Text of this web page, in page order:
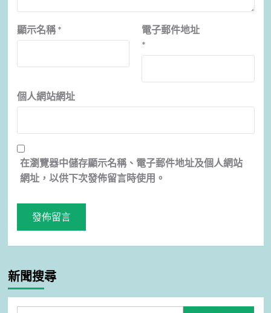
顯示名稱 *
電子郵件地址
*
個人網站網址
在瀏覽器中儲存顯示名稱、電子郵件地址及個人網站
網址，以供下次發佈留言時使用。
新聞搜尋